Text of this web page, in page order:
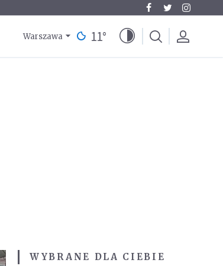
Warszawa 11°
WYBRANE DLA CIEBIE